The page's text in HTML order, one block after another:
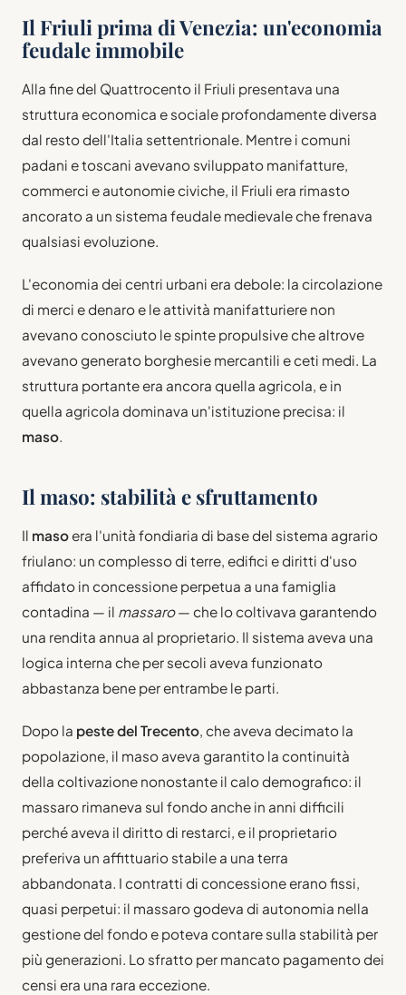
Il Friuli prima di Venezia: un'economia
feudale immobile
Alla fine del Quattrocento il Friuli presentava una
struttura economica e sociale profondamente diversa
dal resto dell'Italia settentrionale. Mentre i comuni
padani e toscani avevano sviluppato manifatture,
commerci e autonomie civiche, il Friuli era rimasto
ancorato a un sistema feudale medievale che frenava
qualsiasi evoluzione.
L'economia dei centri urbani era debole: la circolazione
di merci e denaro e le attività manifatturiere non
avevano conosciuto le spinte propulsive che altrove
avevano generato borghesie mercantili e ceti medi. La
struttura portante era ancora quella agricola, e in
quella agricola dominava un'istituzione precisa: il
maso.
Il maso: stabilità e sfruttamento
Il masoera l'unità fondiaria di base del sistema agrario
friulano: un complesso di terre, edifici e diritti d'uso
affidato in concessione perpetua a una famiglia
contadina — il massaro— che lo coltivava garantendo
una rendita annua al proprietario. Il sistema aveva una
logica interna che per secoli aveva funzionato
abbastanza bene per entrambe le parti.
Dopo la peste del Trecento, che aveva decimato la
popolazione, il maso aveva garantito la continuità
della coltivazione nonostante il calo demografico: il
massaro rimaneva sul fondo anche in anni difficili
perché aveva il diritto di restarci, e il proprietario
preferiva un affittuario stabile a una terra
abbandonata. I contratti di concessione erano fissi,
quasi perpetui: il massaro godeva di autonomia nella
gestione del fondo e poteva contare sulla stabilità per
più generazioni. Lo sfratto per mancato pagamento dei
censi era una rara eccezione.